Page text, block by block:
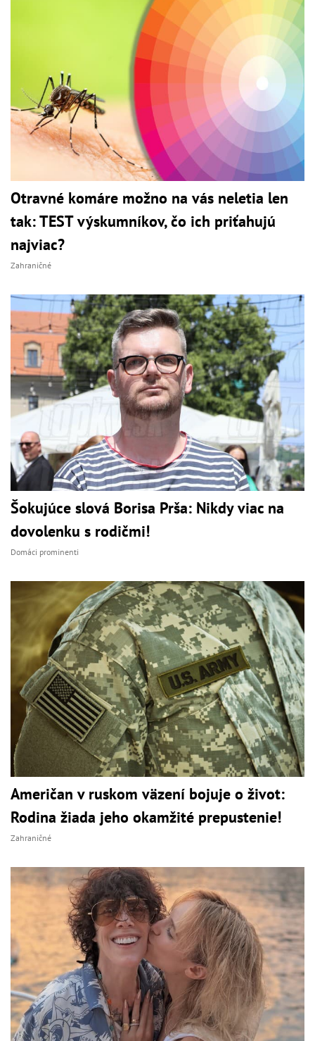
Otravné komáre možno na vás neletia len
tak: TEST výskumníkov, čo ich priťahujú
najviac?
Zahraničné
Šokujúce slová Borisa Prša: Nikdy viac na
dovolenku s rodičmi!
Domáci prominenti
Američan v ruskom väzení bojuje o život:
Rodina žiada jeho okamžité prepustenie!
Zahraničné